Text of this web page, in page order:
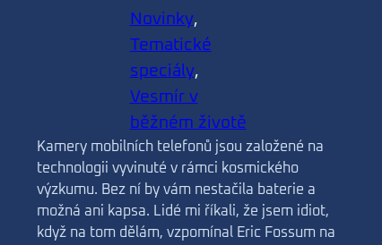
Novinky
Tematické
speciály
Vesmír v
běžném životě
Kamery mobilních telefonů jsou založené na
technologii vyvinuté v rámci kosmického
výzkumu. Bez ní by vám nestačila baterie a
možná ani kapsa. Lidé mi říkali, že jsem idiot,
když na tom dělám, vzpomínal Eric Fossum na